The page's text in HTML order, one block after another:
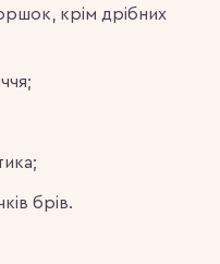
крім дрібних
брів.